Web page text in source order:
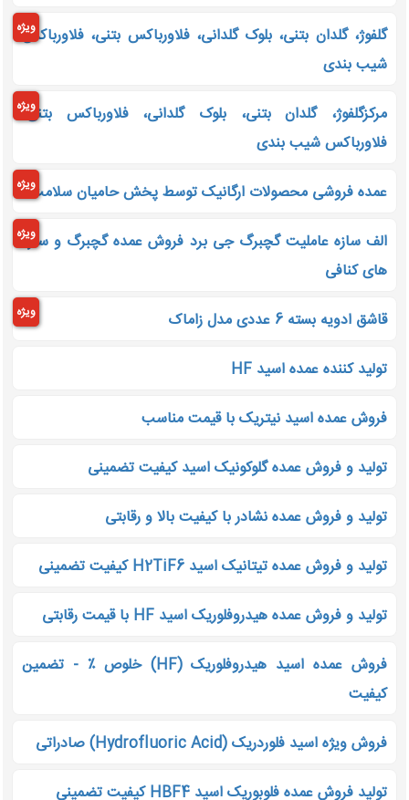
گلفوژ، گلدان بتنی، بلوک گلدانی، فلاورباکس بتنی، فلاورباکس
شیب بندی
ویژه
مرکزگلفوژ، گلدان بتنی، بلوک گلدانی، فلاورباکس بتنی،
فلاورباکس شیب بندی
ویژه
عمده فروشی محصولات ارگانیک توسط پخش حامیان سلامتویژه
الف سازه عاملیت گچبرگ جی برد فروش عمده گچبرگ و سازه
های کنافی
ویژه
قاشق ادویه بسته 6 عددی مدل زاماک ویژه
تولید کننده عمده اسید HF
فروش عمده اسید نیتریک با قیمت مناسب
تولید و فروش عمده گلوکونیک اسید کیفیت تضمینی
تولید و فروش عمده نشادر با کیفیت بالا و رقابتی
تولید و فروش عمده تیتانیک اسید H2TiF6 کیفیت تضمینی
تولید و فروش عمده هیدروفلوریک اسید HF با قیمت رقابتی
فروش عمده اسید هیدروفلوریک (HF) خلوص ٪ - تضمین
کیفیت
فروش ویژه اسید فلوردریک (Hydrofluoric Acid) صادراتی
تولید فروش عمده فلوبوریک اسید HBF4 کیفیت تضمینی